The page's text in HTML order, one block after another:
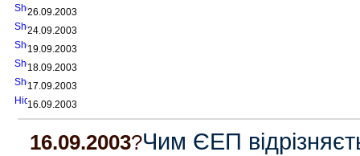
26.09.2003
24.09.2003
19.09.2003
18.09.2003
17.09.2003
16.09.2003
16.09.2003?Чим ЄЕП